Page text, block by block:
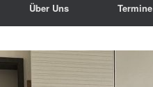
Über Uns Termine